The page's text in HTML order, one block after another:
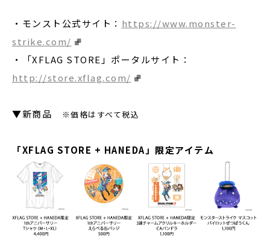
・モンスト公式サイト： https://www.monster-
strike.com/
・「XFLAG STORE」ポータルサイト：
http://store.xflag.com/
▼新商品 ※価格はすべて税込
「XFLAG STORE + HANEDA」限定アイテム